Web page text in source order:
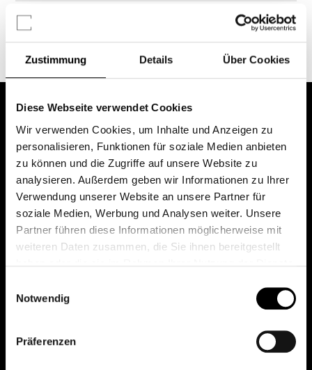
Zustimmung Details Über Cookies
Diese Webseite verwendet Cookies
Wir verwenden Cookies, um Inhalte und Anzeigen zu
personalisieren, Funktionen für soziale Medien anbieten
zu können und die Zugriffe auf unsere Website zu
analysieren. Außerdem geben wir Informationen zu Ihrer
Verwendung unserer Website an unsere Partner für
soziale Medien, Werbung und Analysen weiter. Unsere
Partner führen diese Informationen möglicherweise mit
weiteren Daten zusammen, die Sie ihnen bereitgestellt
Notwendig
Präferenzen
Chancen & Risiken
Das erste Depot in Österreich mit 0€ Kontoführung,
0€ Ausgabeaufschlag und 0€ Depotgebühren bei
knapp 2000 Fonds und 0€ Orderspesen.
All rights reserved.